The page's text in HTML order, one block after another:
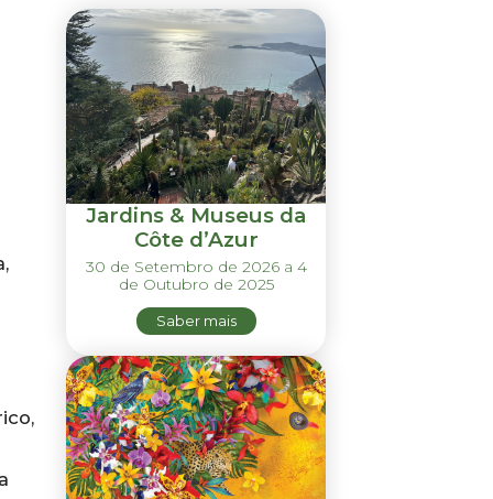
Jardins & Museus da
Côte d’Azur
30 de Setembro de 2026 a 4
de Outubro de 2025
Saber mais